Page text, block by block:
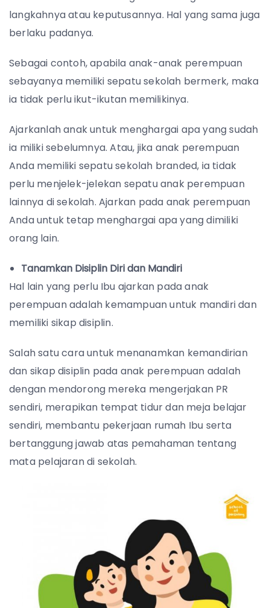
langkahnya atau keputusannya. Hal yang sama juga
berlaku padanya.
Sebagai contoh, apabila anak-anak perempuan
sebayanya memiliki sepatu sekolah bermerk, maka
ia tidak perlu ikut-ikutan memilikinya.
Ajarkanlah anak untuk menghargai apa yang sudah
ia miliki sebelumnya. Atau, jika anak perempuan
Anda memiliki sepatu sekolah branded, ia tidak
perlu menjelek-jelekan sepatu anak perempuan
lainnya di sekolah. Ajarkan pada anak perempuan
Anda untuk tetap menghargai apa yang dimiliki
orang lain.
Tanamkan Disiplin Diri dan Mandiri
Hal lain yang perlu Ibu ajarkan pada anak
perempuan adalah kemampuan untuk mandiri dan
memiliki sikap disiplin.
Salah satu cara untuk menanamkan kemandirian
dan sikap disiplin pada anak perempuan adalah
dengan mendorong mereka mengerjakan PR
sendiri, merapikan tempat tidur dan meja belajar
sendiri, membantu pekerjaan rumah Ibu serta
bertanggung jawab atas pemahaman tentang
mata pelajaran di sekolah.